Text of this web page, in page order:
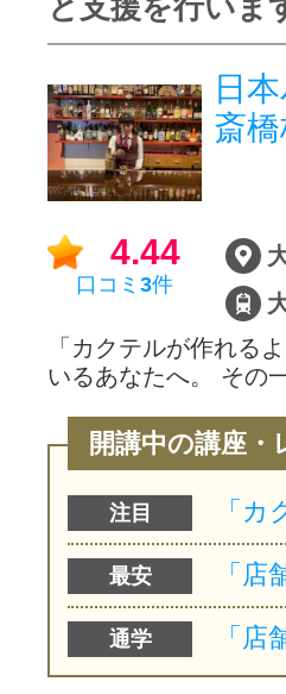
日
斎
4.44
口コミ 3件
「カクテルが作れる
いるあなたへ。 その
開講中の講座・
注目
最安
通学